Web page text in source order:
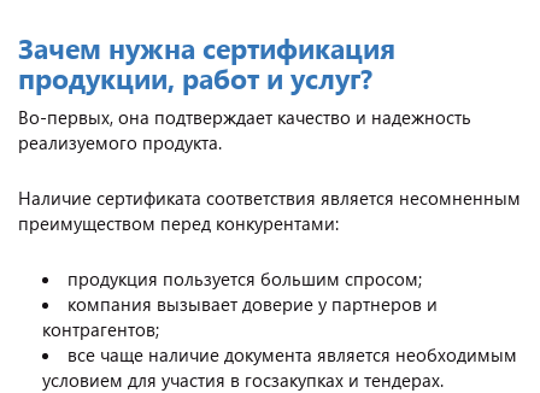
Зачем нужна сертификация
продукции, работ и услуг?
Во-первых, она подтверждает качество и надежность
реализуемого продукта.
Наличие сертификата соответствия является несомненным
преимуществом перед конкурентами:
продукция пользуется большим спросом;
компания вызывает доверие у партнеров и
контрагентов;
все чаще наличие документа является необходимым
условием для участия в госзакупках и тендерах.